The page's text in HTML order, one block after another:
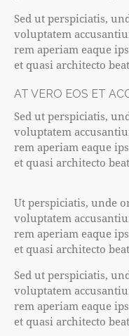
Sed ut perspiciatis,
voluptatem
rem aperiam eaque
et quasi architecto
AT VERO EOS ET
Sed ut perspiciatis,
voluptatem
rem aperiam eaque
et quasi architecto
Ut perspiciatis, unde
voluptatem
rem aperiam eaque
et quasi architecto
Sed ut perspiciatis,
voluptatem
rem aperiam eaque
et quasi architecto